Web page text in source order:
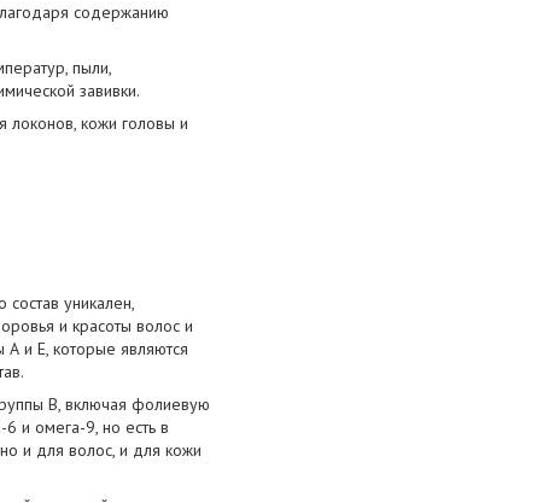
содержанию
пыли,
завивки.
локонов, кожи головы и
уникален,
и красоты волос и
и Е, которые являются
В, включая фолиевую
6 и омега-9, но есть в
и для волос, и для кожи